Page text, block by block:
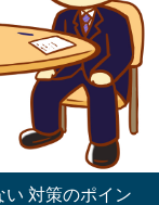
対策のポイン